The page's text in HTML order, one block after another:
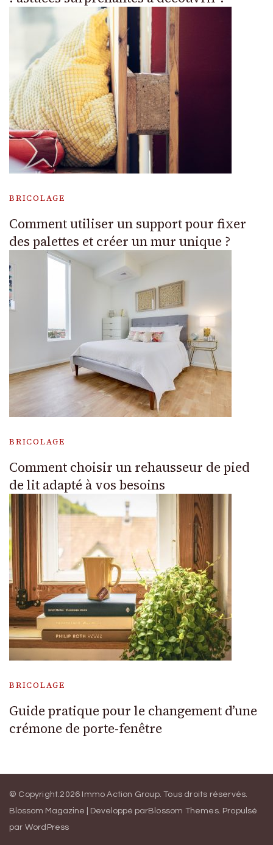
BRICOLAGE
Comment utiliser un support pour fixer
des palettes et créer un mur unique ?
BRICOLAGE
Comment choisir un rehausseur de pied
de lit adapté à vos besoins
BRICOLAGE
Guide pratique pour le changement d’une
crémone de porte-fenêtre
© Copyright.2026 Immo Action Group. Tous droits réservés.
Blossom Magazine | Developpé parBlossom Themes. Propulsé
par WordPress